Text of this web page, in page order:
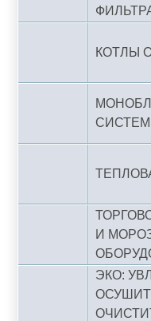
КОТЛЫ
И
ЭКО: